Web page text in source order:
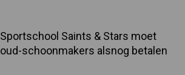
Sportschool Saints & Stars moet
oud-schoonmakers alsnog betalen